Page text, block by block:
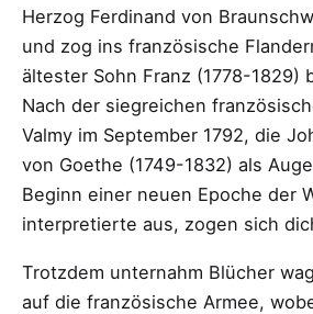
Herzog Ferdinand von
und zog ins französische
ältester Sohn Franz (1778-1829)
Nach der siegreichen
Valmy im September 1792, die
von Goethe (1749-1832) als
Beginn einer neuen Epoche der
interpretierte aus, zogen sich
Trotzdem unternahm Blücher
auf die französische Armee,